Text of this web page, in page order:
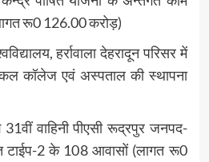
रू0 126.00 करोड़)
हर्रावाला देहरादून परिसर में
कॉलेज एवं अस्पताल की स्थापना
वाहिनी पीएसी रूद्रपुर जनपद-
टाईप-2 के 108 आवासों (लागत रू0